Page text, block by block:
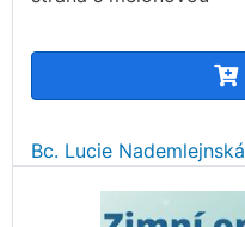
Bc. Lucie Nademlejnská